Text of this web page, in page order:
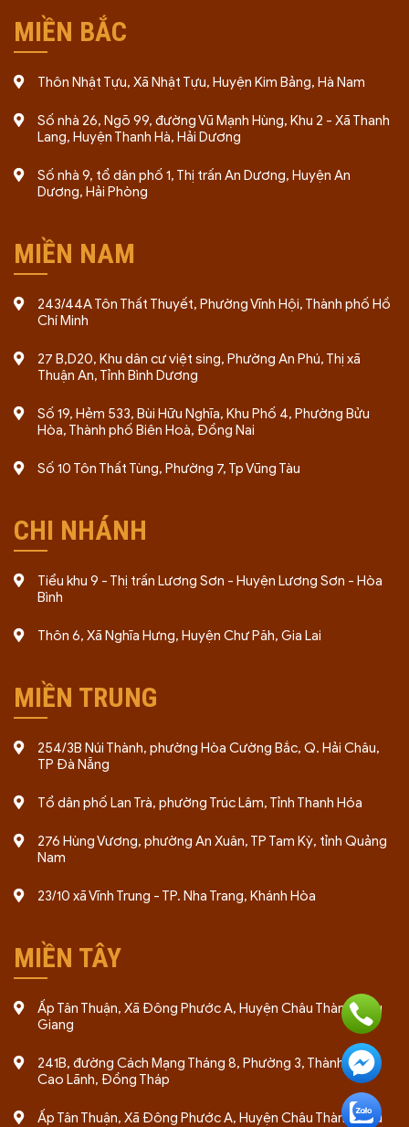
MIỀN BẮC
Thôn Nhật Tựu, Xã Nhật Tựu, Huyện Kim Bảng, Hà Nam
Số nhà 26, Ngõ 99, đường Vũ Mạnh Hùng, Khu 2 - Xã Thanh
Lang, Huyện Thanh Hà, Hải Dương
Số nhà 9, tổ dân phố 1, Thị trấn An Dương, Huyện An
Dương, Hải Phòng
MIỀN NAM
243/44A Tôn Thất Thuyết, Phường Vĩnh Hội, Thành phố Hồ
Chí Minh
27 B,D20, Khu dân cư việt sing, Phường An Phú, Thị xã
Thuận An, Tỉnh Bình Dương
Số 19, Hẻm 533, Bùi Hữu Nghĩa, Khu Phố 4, Phường Bửu
Hòa, Thành phố Biên Hoà, Đồng Nai
Số 10 Tôn Thất Tùng, Phường 7, Tp Vũng Tàu
CHI NHÁNH
Tiểu khu 9 - Thị trấn Lương Sơn - Huyện Lương Sơn - Hòa
Bình
Thôn 6, Xã Nghĩa Hưng, Huyện Chư Păh, Gia Lai
MIỀN TRUNG
254/3B Núi Thành, phường Hòa Cường Bắc, Q. Hải Châu,
TP Đà Nẵng
Tổ dân phố Lan Trà, phường Trúc Lâm, Tỉnh Thanh Hóa
276 Hùng Vương, phường An Xuân, TP Tam Kỳ, tỉnh Quảng
Nam
23/10 xã Vĩnh Trung - TP. Nha Trang, Khánh Hòa
MIỀN TÂY
Ấp Tân Thuận, Xã Đông Phước A, Huyện Châu Thành, Hậu
Giang
241B, đường Cách Mạng Tháng 8, Phường 3, Thành phố
Cao Lãnh, Đồng Tháp
Ấp Tân Thuận, Xã Đông Phước A, Huyện Châu Thành, Hậu